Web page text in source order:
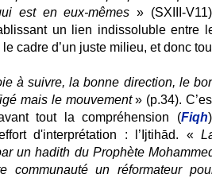
est en eux-mêmes » (SXIII-
un lien indissoluble entre
cadre d’un juste milieu, et donc
à suivre, la bonne direction, le
mais le mouvement» (p.34).
tout la compréhension (Fiqh
d'interprétation : l’Ijtihād. «
un hadith du Prophète
communauté un réformateur